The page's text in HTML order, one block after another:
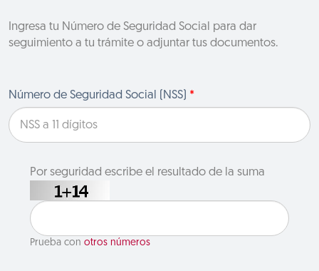
Ingresa tu Número de Seguridad Social para dar
seguimiento a tu trámite o adjuntar tus documentos.
Número de Seguridad Social (NSS) *
Por seguridad escribe el resultado de la suma
Prueba con otros números